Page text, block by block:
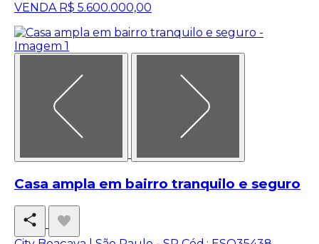
VENDA R$ 5.600.000,00
Casa ampla em bairro tranquilo e seguro